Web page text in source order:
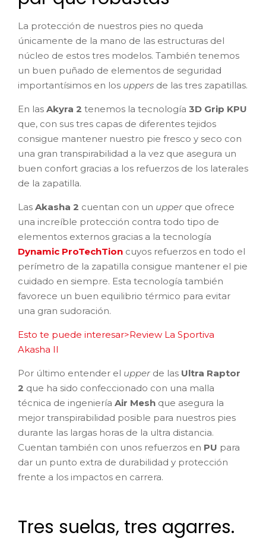
La protección de nuestros pies no queda
únicamente de la mano de las estructuras del
núcleo de estos tres modelos. También tenemos
un buen puñado de elementos de seguridad
importantísimos en los uppers de las tres zapatillas.
En las Akyra 2 tenemos la tecnología 3D Grip KPU
que, con sus tres capas de diferentes tejidos
consigue mantener nuestro pie fresco y seco con
una gran transpirabilidad a la vez que asegura un
buen confort gracias a los refuerzos de los laterales
de la zapatilla.
Las Akasha 2 cuentan con un upper que ofrece
una increíble protección contra todo tipo de
elementos externos gracias a la tecnología
Dynamic ProTechTion cuyos refuerzos en todo el
perímetro de la zapatilla consigue mantener el pie
cuidado en siempre. Esta tecnología también
favorece un buen equilibrio térmico para evitar
una gran sudoración.
Esto te puede interesar>Review La Sportiva
Akasha II
Por último entender el upper de las Ultra Raptor
2 que ha sido confeccionado con una malla
técnica de ingeniería Air Mesh que asegura la
mejor transpirabilidad posible para nuestros pies
durante las largas horas de la ultra distancia.
Cuentan también con unos refuerzos en PU para
dar un punto extra de durabilidad y protección
frente a los impactos en carrera.
Tres suelas, tres agarres.